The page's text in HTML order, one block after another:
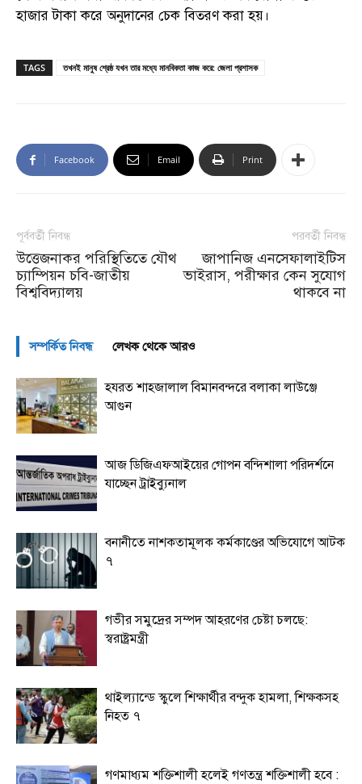
হাজার টাকা করে অনুদানের চেক বিতরণ করা হয়।
TAGS তখনই মানুষ শ্রেষ্ঠ যখন তার মধ্যে মানবিকতা কাজ করে: জেলা প্রশাসক
Facebook Email Print
পূর্ববর্তী নিবন্ধ
উত্তেজনাকর পরিস্থিতিতে যৌথ
চ্যাম্পিয়ন চবি-জাতীয়
বিশ্ববিদ্যালয়
পরবর্তী নিবন্ধ
জাপানিজ এনসেফালাইটিস
ভাইরাস, পরীক্ষার কেন সুযোগ
থাকবে না
সম্পর্কিত নিবন্ধ লেখক থেকে আরও
হযরত শাহজালাল বিমানবন্দরে বলাকা লাউঞ্জে
আগুন
আজ ডিজিএফআইয়ের গোপন বন্দিশালা পরিদর্শনে
যাচ্ছেন ট্রাইব্যুনাল
বনানীতে নাশকতামূলক কর্মকাণ্ডের অভিযোগে আটক
৭
গভীর সমুদ্রের সম্পদ আহরণের চেষ্টা চলছে:
স্বরাষ্ট্রমন্ত্রী
থাইল্যান্ডে স্কুলে শিক্ষার্থীর বন্দুক হামলা, শিক্ষকসহ
নিহত ৭
গণমাধ্যম শক্তিশালী হলেই গণতন্ত্র শক্তিশালী হবে :